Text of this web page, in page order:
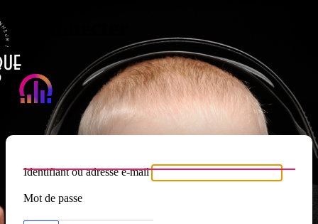
Se connecter
Atypique RADIO
Identifiant ou adresse e-mail
Mot de passe